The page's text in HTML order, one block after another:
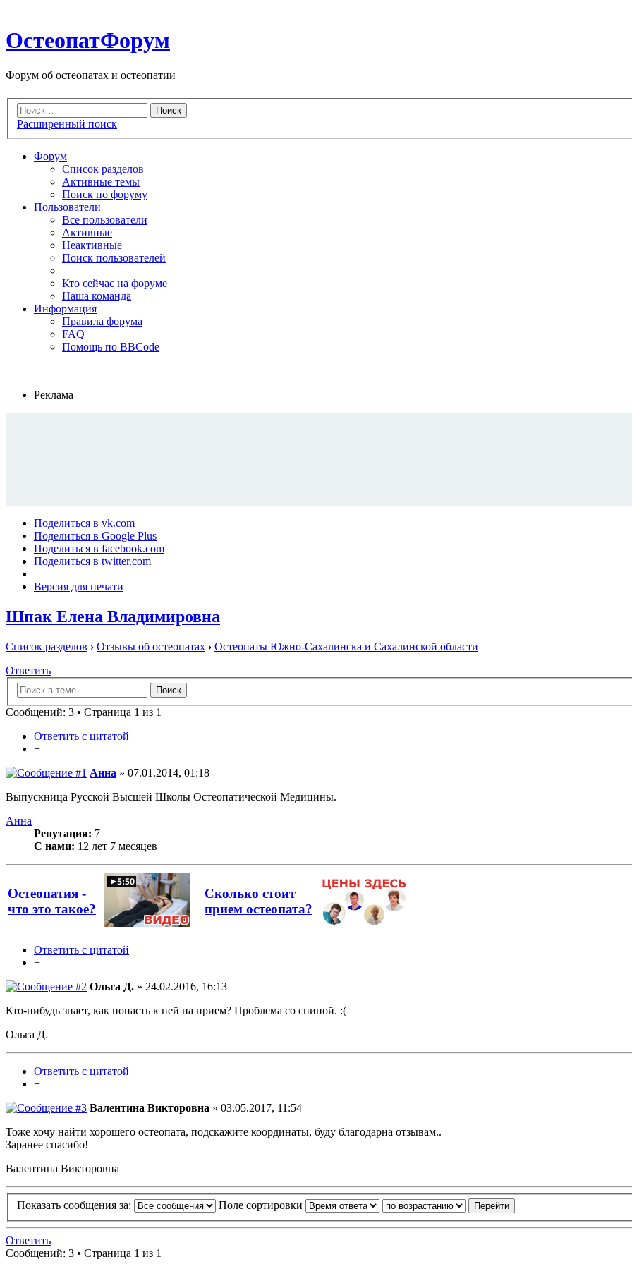
ОстеопатФорум
Форум об остеопатах и остеопатии
Расширенный поиск
Форум
Список разделов
Активные темы
Поиск по форуму
Пользователи
Все пользователи
Активные
Неактивные
Поиск пользователей
Кто сейчас на форуме
Наша команда
Информация
Правила форума
FAQ
Помощь по BBCode
Реклама
Поделиться в vk.com
Поделиться в Google Plus
Поделиться в facebook.com
Поделиться в twitter.com
Версия для печати
Шпак Елена Владимировна
Список разделов › Отзывы об остеопатах › Остеопаты Южно-Сахалинска и Сахалинской области
Ответить
Сообщений: 3 • Страница 1 из 1
Ответить с цитатой
−
Анна » 07.01.2014, 01:18
Выпускница Русской Высшей Школы Остеопатической Медицины.
Анна
Репутация: 7
С нами: 12 лет 7 месяцев
Остеопатия -
что это такое?
Сколько стоит
прием остеопата?
Ответить с цитатой
−
Ольга Д. » 24.02.2016, 16:13
Кто-нибудь знает, как попасть к ней на прием? Проблема со спиной. :(
Ольга Д.
Ответить с цитатой
−
Валентина Викторовна » 03.05.2017, 11:54
Тоже хочу найти хорошего остеопата, подскажите координаты, буду благодарна отзывам..
Заранее спасибо!
Валентина Викторовна
Показать сообщения за: Поле сортировки
Ответить
Сообщений: 3 • Страница 1 из 1